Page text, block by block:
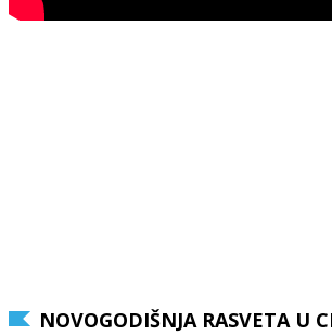
NOVOGODIŠNJA RASVETA U